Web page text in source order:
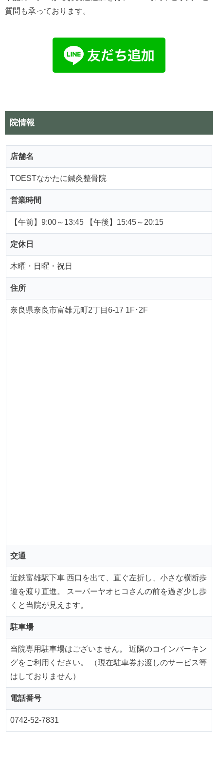
質問も承っております。
院情報
店舗名
TOESTなかたに鍼灸整骨院
営業時間
【午前】9:00～13:45 【午後】15:45～20:15
定休日
木曜・日曜・祝日
住所
奈良県奈良市富雄元町2丁目6-17 1F･2F
交通
近鉄富雄駅下車 西口を出て、直ぐ左折し、小さな横断歩
道を渡り直進。 スーパーヤオヒコさんの前を過ぎ少し歩
くと当院が見えます。
駐車場
当院専用駐車場はございません。 近隣のコインパーキン
グをご利用ください。 （現在駐車券お渡しのサービス等
はしておりません）
電話番号
0742-52-7831